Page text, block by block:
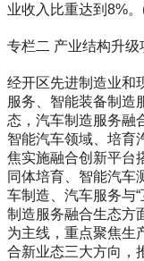
业收入比重达到8%
专栏二 产业结构升级
经开区先进制造业和
服务、智能装备制造
态，汽车制造服务融
智能汽车领域、培育
焦实施融合创新平台
同体培育、智能汽车
车制造、汽车服务与
制造服务融合生态方
为主线，重点聚焦生
合新业态三大方向，